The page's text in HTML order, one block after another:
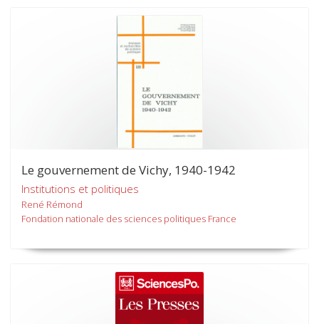
Le gouvernement de Vichy, 1940-1942
Institutions et politiques
René Rémond
Fondation nationale des sciences politiques France